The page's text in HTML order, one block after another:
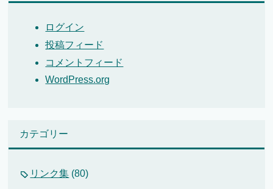
ログイン
投稿フィード
コメントフィード
WordPress.org
カテゴリー
リンク集 (80)